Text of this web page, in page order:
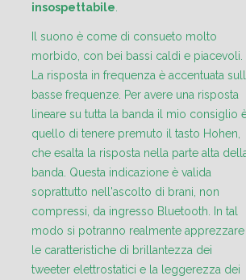
insospettabile.
Il suono è come di consueto molto
morbido, con bei bassi caldi e piacevoli.
La risposta in frequenza è accentuata
basse frequenze. Per avere una risposta
lineare su tutta la banda il mio consiglio
quello di tenere premuto il tasto Hohen,
che esalta la risposta nella parte alta
banda. Questa indicazione è valida
soprattutto nell'ascolto di brani, non
compressi, da ingresso Bluetooth. In tal
modo si potranno realmente apprezzare
le caratteristiche di brillantezza dei
tweeter elettrostatici e la leggerezza dei